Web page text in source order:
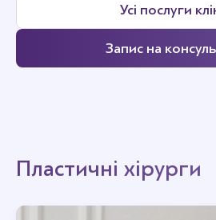
Усі послуги
Запис на
Пластичні хірурги